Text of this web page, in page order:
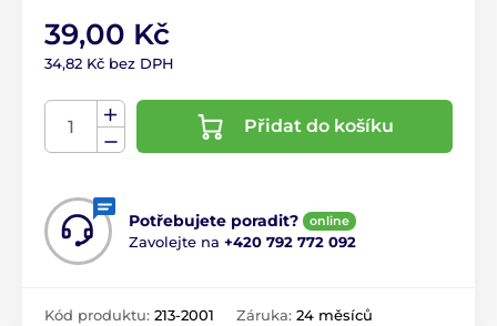
39,00 Kč
34,82 Kč bez DPH
Přidat do košíku
Potřebujete poradit? online
Zavolejte na +420 792 772 092
Kód produktu: 213-2001 Záruka: 24 měsíců